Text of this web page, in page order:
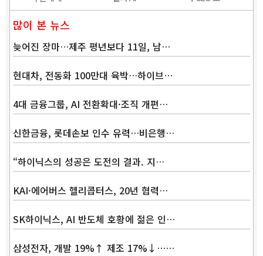
많이 본 뉴스
늦어진 장마…제주 평년보다 11일, 남…
현대차, 전동화 100만대 육박…하이브…
4대 금융그룹, AI 전환확대·조직 개편…
신한금융, 롯데손보 인수 유력…비은행…
“하이닉스의 성공은 도전의 결과. 지…
KAI·에어버스 헬리콥터스, 20년 협력…
SK하이닉스, AI 반도체 호황에 젊은 인…
삼성전자, 개발 19%↑ 제조 17%↓……